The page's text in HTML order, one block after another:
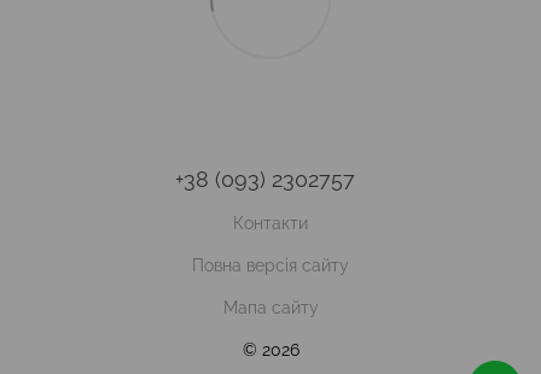
+38 (093) 2302757
Контакти
Повна версія сайту
Мапа сайту
© 2026